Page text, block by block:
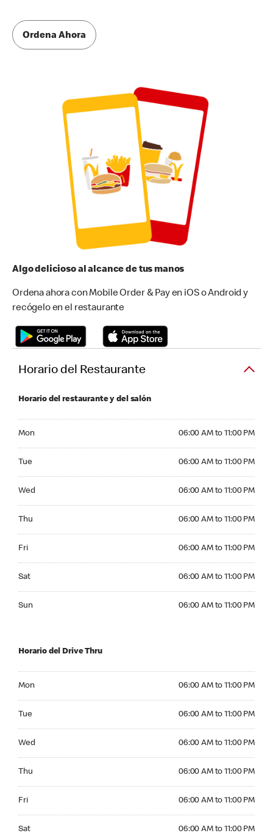
Ordena Ahora
Algo delicioso al alcance de tus manos
Ordena ahora con Mobile Order & Pay en iOS o Android y
recógelo en el restaurante
Horario del Restaurante
Horario del restaurante y del salón
Mon 06:00 AM to 11:00 PM
Tue 06:00 AM to 11:00 PM
Wed 06:00 AM to 11:00 PM
Thu 06:00 AM to 11:00 PM
Fri 06:00 AM to 11:00 PM
Sat 06:00 AM to 11:00 PM
Sun 06:00 AM to 11:00 PM
Horario del Drive Thru
Mon 06:00 AM to 11:00 PM
Tue 06:00 AM to 11:00 PM
Wed 06:00 AM to 11:00 PM
Thu 06:00 AM to 11:00 PM
Fri 06:00 AM to 11:00 PM
Sat 06:00 AM to 11:00 PM